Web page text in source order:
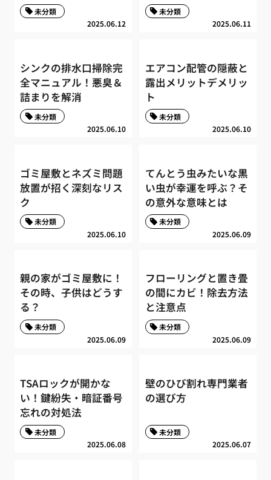
2025.06.12
未分類
2025.06.11
未分類
シンクの排水口掃除完
全マニュアル！悪臭＆
詰まりを解消
2025.06.10
未分類
エアコン配管の隠蔽と
露出メリットデメリッ
ト
2025.06.10
未分類
ゴミ屋敷とネズミ問題
放置が招く深刻なリス
ク
2025.06.10
未分類
てんとう虫みたいな黒
い虫が幸運を呼ぶ？そ
の意外な意味とは
2025.06.09
未分類
親の家がゴミ屋敷に！
その時、子供はどうす
る？
2025.06.09
未分類
フローリングと置き畳
の間にカビ！除去方法
と注意点
2025.06.09
未分類
TSAロックが開かな
い！鍵紛失・暗証番号
忘れの対処法
2025.06.08
未分類
壁のひび割れ専門業者
の選び方
2025.06.07
未分類